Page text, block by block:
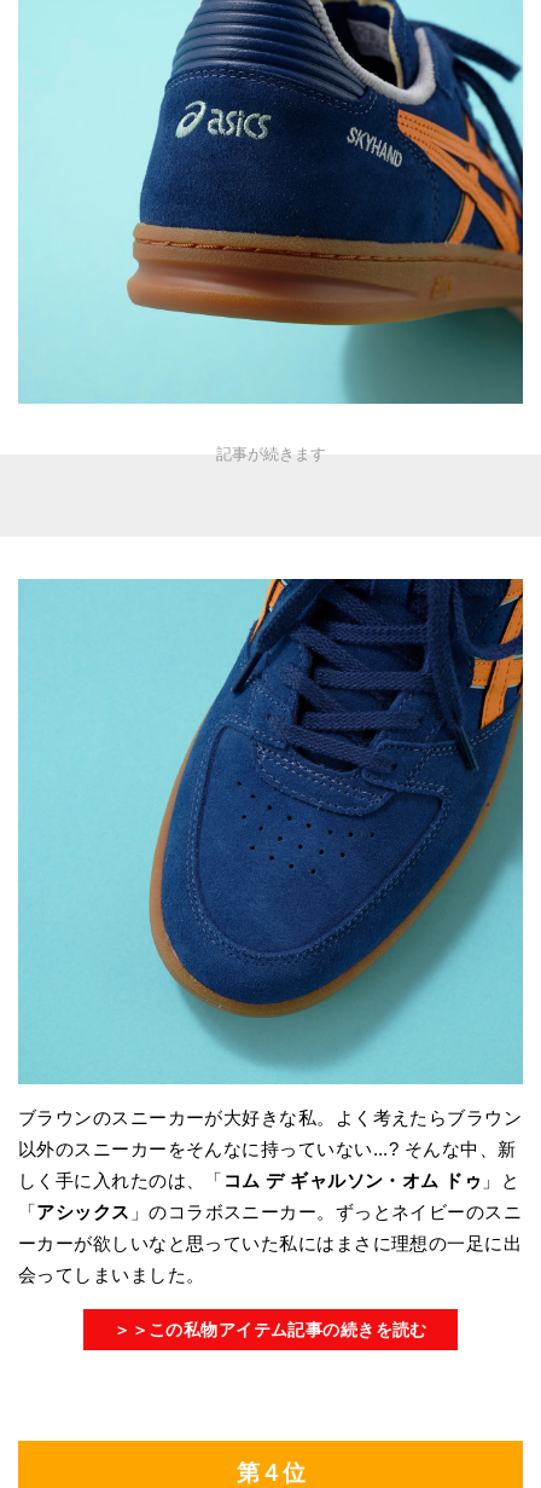
ブラウンのスニーカーが大好きな私。よく考えたらブラウン
以外のスニーカーをそんなに持っていない...? そんな中、新
しく手に入れたのは、「 コム デ ギャルソン・オム ドゥ 」と
「アシックス 」のコラボスニーカー。ずっとネイビーのスニ
ーカーが欲しいなと思っていた私にはまさに理想の一足に出
会ってしまいました。
＞＞この私物アイテム記事の続きを読む
第４位